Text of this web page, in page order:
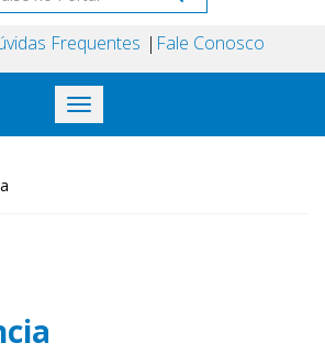
Frequentes Fale Conosco
Toggle
navigation